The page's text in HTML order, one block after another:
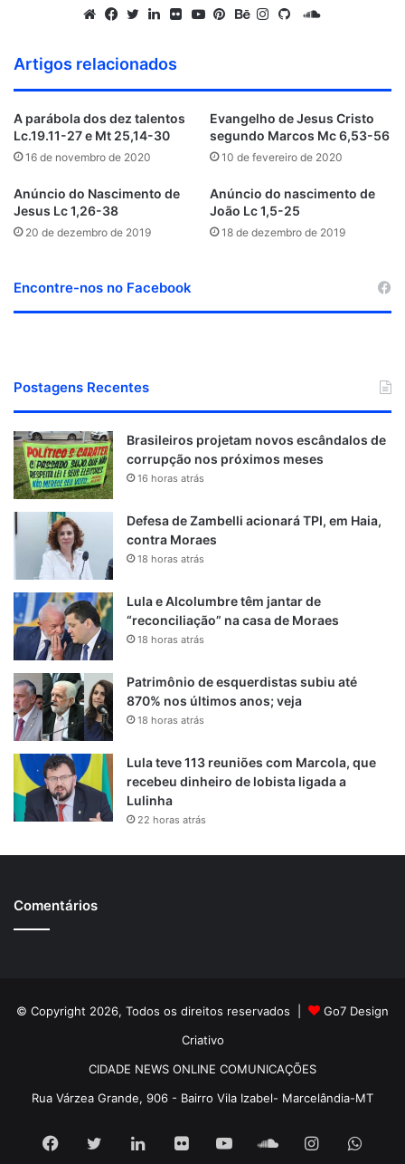
e
i
t
e
a
b
o
o
k
w
t
e
r
i
e
d
n
k
b
e
r
e
s
t
n
c
e
a
g
r
a
m
u
b
S
C
l
o
u
Artigos relacionados
A parábola dos dez talentos
Lc.19.11-27 e Mt 25,14-30
16 de novembro de 2020
Evangelho de Jesus Cristo
segundo Marcos Mc 6,53-56
10 de fevereiro de 2020
Anúncio do Nascimento de
Jesus Lc 1,26-38
20 de dezembro de 2019
Anúncio do nascimento de
João Lc 1,5-25
18 de dezembro de 2019
Encontre-nos no Facebook
Postagens Recentes
Brasileiros projetam novos escândalos de
corrupção nos próximos meses
16 horas atrás
Defesa de Zambelli acionará TPI, em Haia,
contra Moraes
18 horas atrás
Lula e Alcolumbre têm jantar de
“reconciliação” na casa de Moraes
18 horas atrás
Patrimônio de esquerdistas subiu até
870% nos últimos anos; veja
18 horas atrás
Lula teve 113 reuniões com Marcola, que
recebeu dinheiro de lobista ligada a
Lulinha
22 horas atrás
Comentários
© Copyright 2026, Todos os direitos reservados |
Go7 Design
Criativo
CIDADE NEWS ONLINE COMUNICAÇÕES
Rua Várzea Grande, 906 - Bairro Vila Izabel- Marcelândia-MT
Facebook
TwitterLinkedinFlickr YouTubeSoundCloud
Instagram